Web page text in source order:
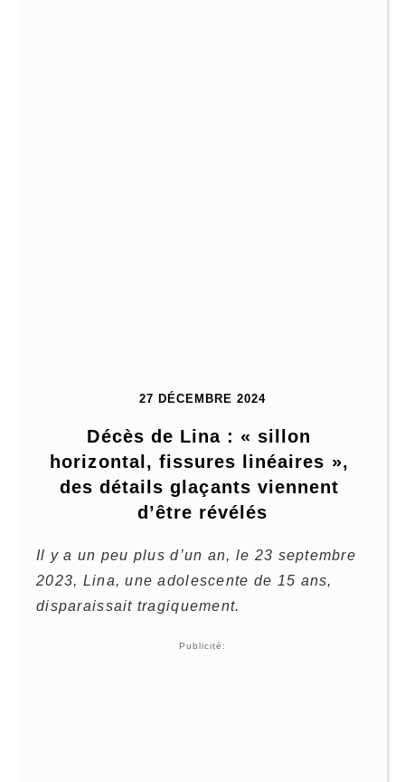
27 DÉCEMBRE 2024
Décès de Lina : « sillon
horizontal, fissures linéaires »,
des détails glaçants viennent
d’être révélés
Il y a un peu plus d’un an, le 23 septembre
2023, Lina, une adolescente de 15 ans,
disparaissait tragiquement.
Publicité: